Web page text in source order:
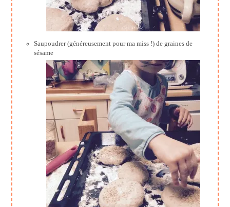
Saupoudrer (généreusement pour ma miss !) de graines de
sésame